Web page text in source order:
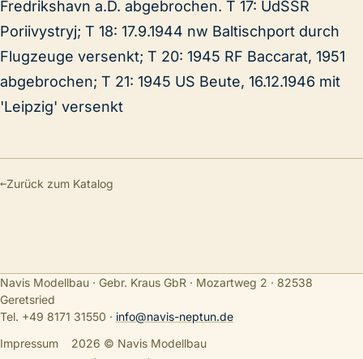
Fredrikshavn a.D. abgebrochen. T 17: UdSSR
Poriivystryj; T 18: 17.9.1944 nw Baltischport durch
Flugzeuge versenkt; T 20: 1945 RF Baccarat, 1951
abgebrochen; T 21: 1945 US Beute, 16.12.1946 mit
'Leipzig' versenkt
←Zurück zum Katalog
Navis Modellbau · Gebr. Kraus GbR · Mozartweg 2 · 82538
Geretsried
Tel. +49 8171 31550 · info@navis-neptun.de
Impressum
2026 © Navis Modellbau